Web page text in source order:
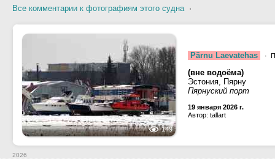
Все комментарии к фотографиям этого судна·
149
Pärnu Laevatehas ·
(вне водоёма)
Эстония, Пярну
Пярнуский порт
19 января 2026 г.
Автор: tallart
2026